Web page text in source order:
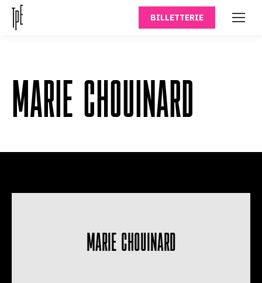
BILLETTERIE
MARIE CHOUINARD
MARIE CHOUINARD